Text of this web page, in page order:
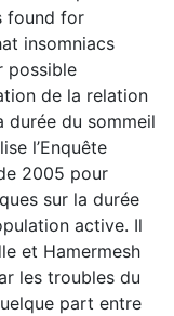
found for
insomniacs
possible
de la relation
durée du sommeil
l’Enquête
2005 pour
sur la durée
active. Il
et Hamermesh
les troubles du
part entre